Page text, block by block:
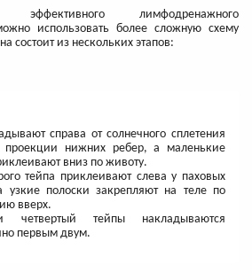
лимфодренажного
использовать более сложную схему
состоит из нескольких этапов:
справа от солнечного сплетения
проекции нижних ребер, а маленькие
вниз по животу.
тейпа приклеивают слева у паховых
узкие полоски закрепляют на теле по
вверх.
четвертый тейпы накладываются
первым двум.